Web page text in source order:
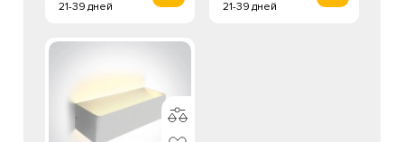
21-39 дней
21-39 дней